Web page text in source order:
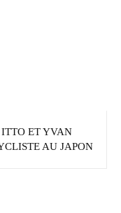
ET YVAN
AU JAPON